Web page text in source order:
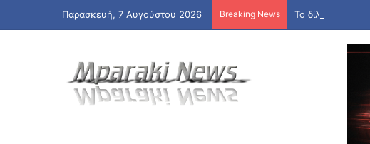
Παρασκευή, 7 Αυγούστου 2026 Breaking News